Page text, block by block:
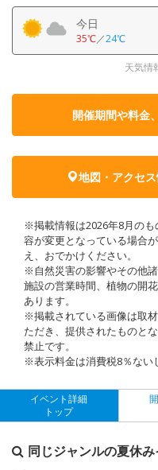
今日
35℃／24℃
天気情
開催期間や料金
地図・アクセ
※掲載情報は2026年8月の
容が変更となっている場合
え、おでかけください。
※自然災害の影響やその他
施設の営業時間、植物の開
あります。
※掲載されている画像は取
ただき、提供されたものと
禁止です。
※表示料金は消費税8％ない
イベント詳細
トップ
同じジャンルの夏休み